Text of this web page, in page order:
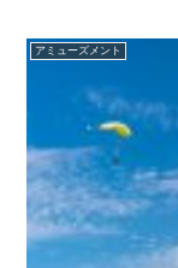
アミューズメント